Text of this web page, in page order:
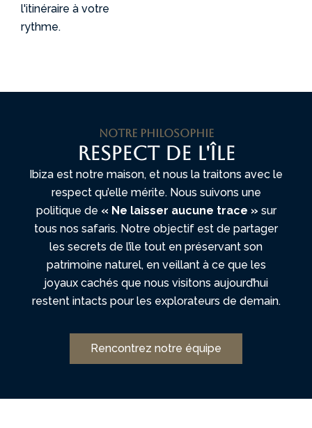
l'itinéraire à votre
rythme.
Notre philosophie
Respect de l'île
Ibiza est notre maison, et nous la traitons avec le
respect qu’elle mérite. Nous suivons une
politique de « Ne laisser aucune trace » sur
tous nos safaris. Notre objectif est de partager
les secrets de l’île tout en préservant son
patrimoine naturel, en veillant à ce que les
joyaux cachés que nous visitons aujourd’hui
restent intacts pour les explorateurs de demain.
Rencontrez notre équipe